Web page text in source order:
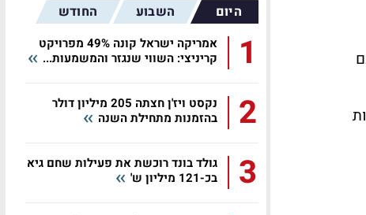
היום השבוע החודש
1
אמריקה ישראל קונה 49% מפרויקט
קריניצי: השווי שנגזר והמשמעות...
2
נקסט ויז'ן חצתה 205 מיליון דולר
בהזמנות מתחילת השנה
3
גולד בונד רוכשת את פעילות שחם גיא
בכ-121 מיליון ש'